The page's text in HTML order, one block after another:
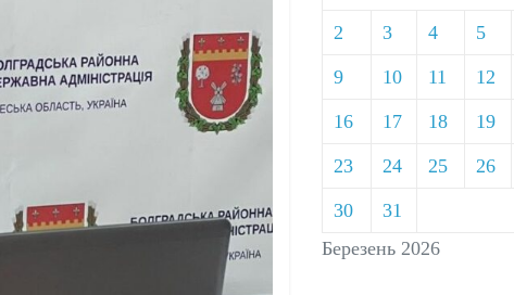
Березень 2026
2 3 4 5
9 10 11 12
16 17 18 19
23 24 25 26
30 31